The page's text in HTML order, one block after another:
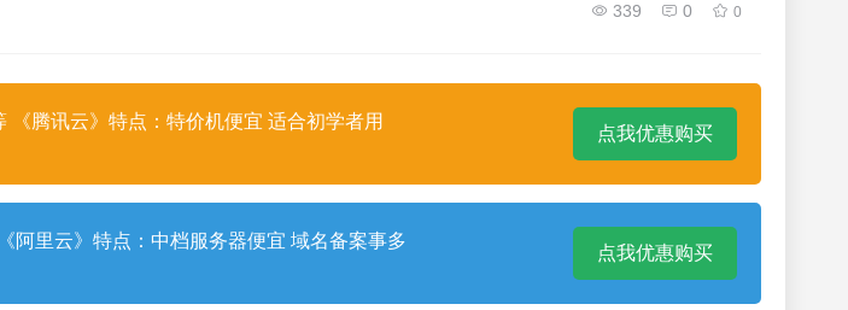
339 0 0
腾讯云》特点：特价机便宜 适合初学者用
点我优惠购买
阿里云》特点：中档服务器便宜 域名备案事多
点我优惠购买